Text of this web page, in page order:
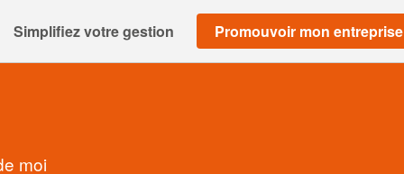
Simplifiez votre gestion Promouvoir mon entreprise
moi